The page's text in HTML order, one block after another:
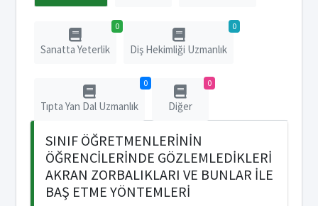
0
Sanatta Yeterlik
0
Diş Hekimliği Uzmanlık
0
Tıpta Yan Dal Uzmanlık
0
Diğer
SINIF ÖĞRETMENLERİNİN
ÖĞRENCİLERİNDE GÖZLEMLEDİKLERİ
AKRAN ZORBALIKLARI VE BUNLAR İLE
BAŞ ETME YÖNTEMLERİ